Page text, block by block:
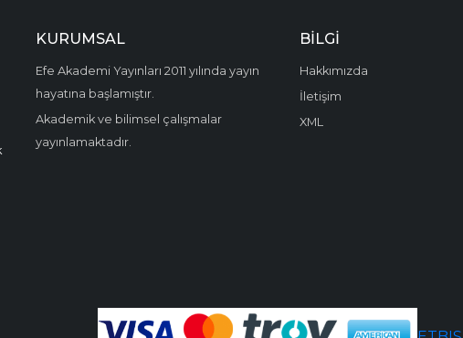
KURUMSAL
Efe Akademi Yayınları 2011 yılında yayın
hayatına başlamıştır.
Akademik ve bilimsel çalışmalar
yayınlamaktadır.
BILGI
Hakkımızda
İletişim
XML